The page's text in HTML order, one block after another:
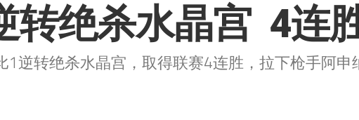
转绝杀水晶宫  4连
逆转绝杀水晶宫，取得联赛4连胜，拉下枪手阿申